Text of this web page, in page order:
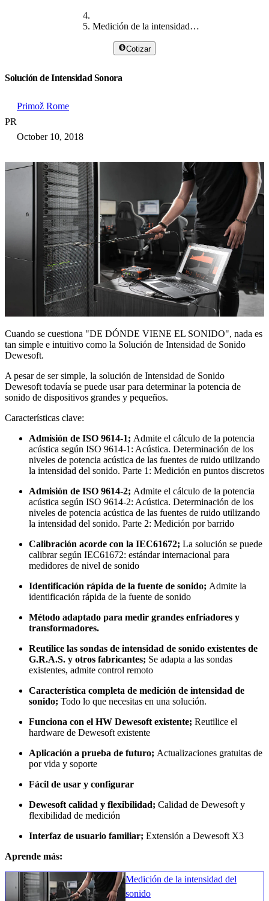
Medición de la intensidad del sonido
Cotizar
Solución de Intensidad Sonora
PR
Primož Rome
October 10, 2018
Cuando se cuestiona "DE DÓNDE VIENE EL SONIDO", nada es
tan simple e intuitivo como la Solución de Intensidad de Sonido
Dewesoft.
A pesar de ser simple, la solución de Intensidad de Sonido
Dewesoft todavía se puede usar para determinar la potencia de
sonido de dispositivos grandes y pequeños.
Características clave:
Admisión de ISO 9614-1; Admite el cálculo de la potencia
acústica según ISO 9614-1: Acústica. Determinación de los
niveles de potencia acústica de las fuentes de ruido utilizando
la intensidad del sonido. Parte 1: Medición en puntos discretos
Admisión de ISO 9614-2; Admite el cálculo de la potencia
acústica según ISO 9614-2: Acústica. Determinación de los
niveles de potencia acústica de las fuentes de ruido utilizando
la intensidad del sonido. Parte 2: Medición por barrido
Calibración acorde con la IEC61672; La solución se puede
calibrar según IEC61672: estándar internacional para
medidores de nivel de sonido
Identificación rápida de la fuente de sonido; Admite la
identificación rápida de la fuente de sonido
Método adaptado para medir grandes enfriadores y
transformadores.
Reutilice las sondas de intensidad de sonido existentes de
G.R.A.S. y otros fabricantes; Se adapta a las sondas
existentes, admite control remoto
Característica completa de medición de intensidad de
sonido; Todo lo que necesitas en una solución.
Funciona con el HW Dewesoft existente; Reutilice el
hardware de Dewesoft existente
Aplicación a prueba de futuro; Actualizaciones gratuitas de
por vida y soporte
Fácil de usar y configurar
Dewesoft calidad y flexibilidad; Calidad de Dewesoft y
flexibilidad de medición
Interfaz de usuario familiar; Extensión a Dewesoft X3
Aprende más:
Medición de la intensidad del
sonido